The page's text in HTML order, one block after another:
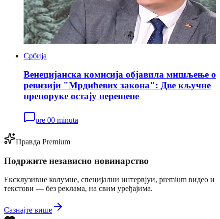
Србија
Венецијанска комисија објавила мишљење о
ревизији "Мрдићевих закона": Две кључне
препоруке остају нерешене
pre 00 minuta
Правда Premium
Подржите независно новинарство
Ексклузивне колумне, специјални интервјуи, premium видео и
текстови — без реклама, на свим уређајима.
Сазнајте више